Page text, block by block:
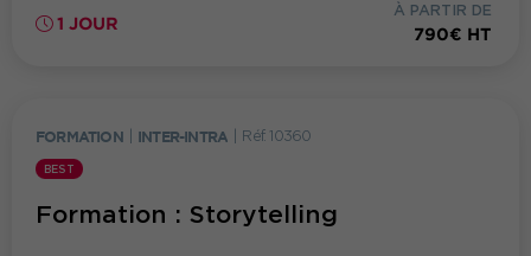
1 JOUR
À PARTIR DE
790€ HT
FORMATION INTER-INTRA Réf. 10360
BEST
Formation : Storytelling